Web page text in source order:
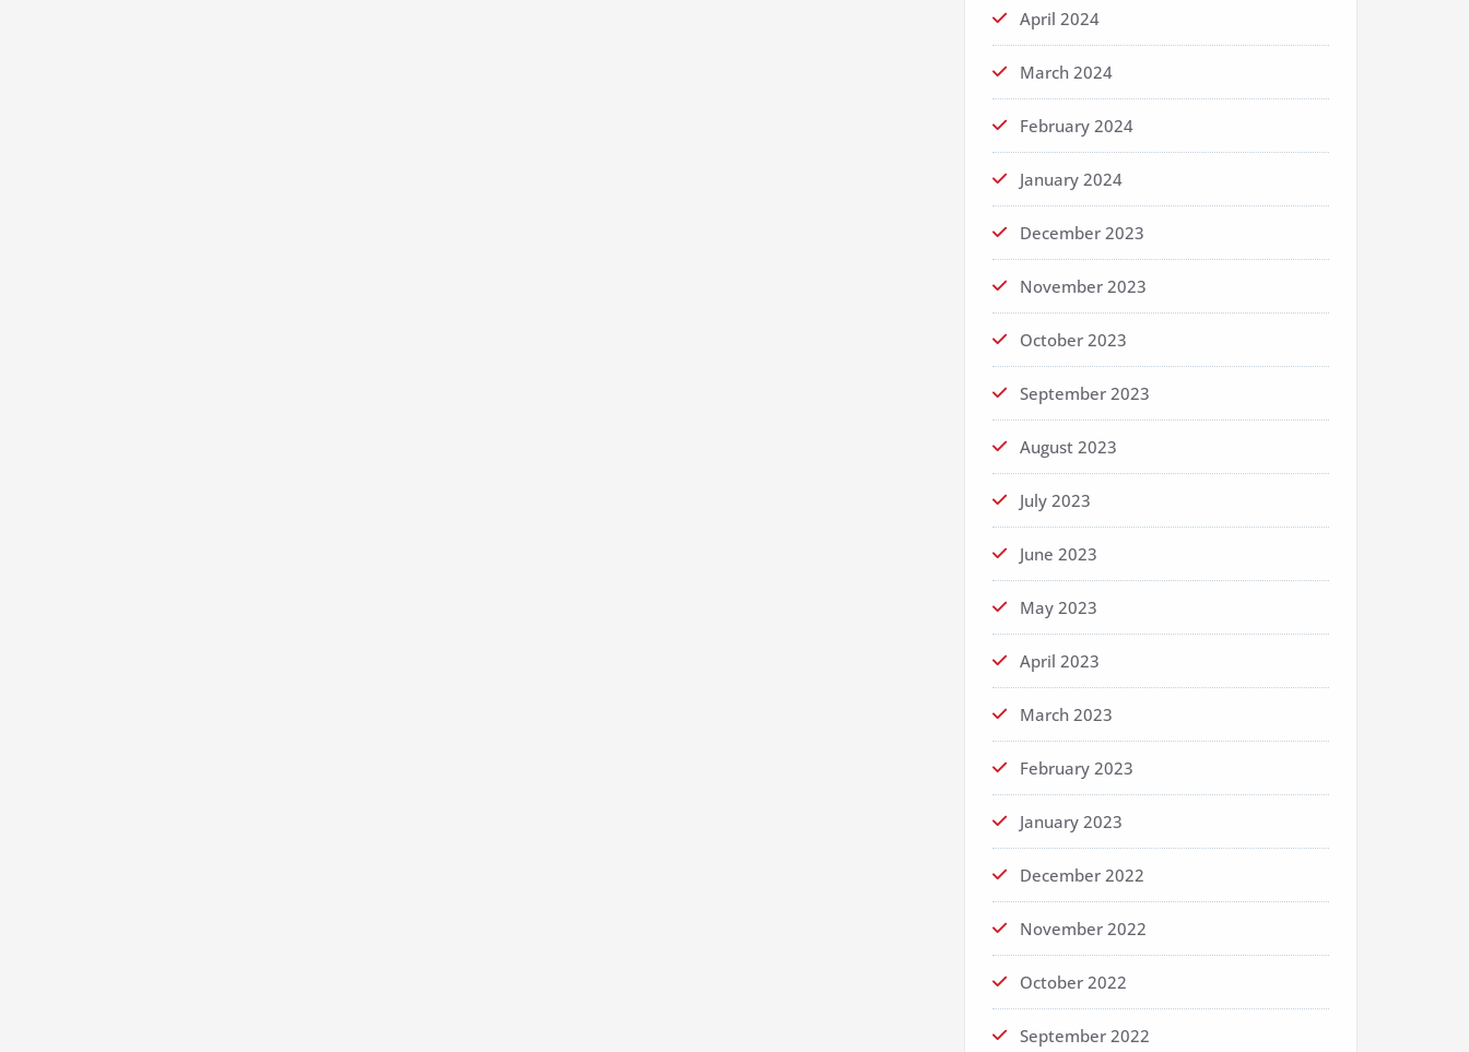
April 2024
March 2024
February 2024
January 2024
December 2023
November 2023
October 2023
September 2023
August 2023
July 2023
June 2023
May 2023
April 2023
March 2023
February 2023
January 2023
December 2022
November 2022
October 2022
September 2022